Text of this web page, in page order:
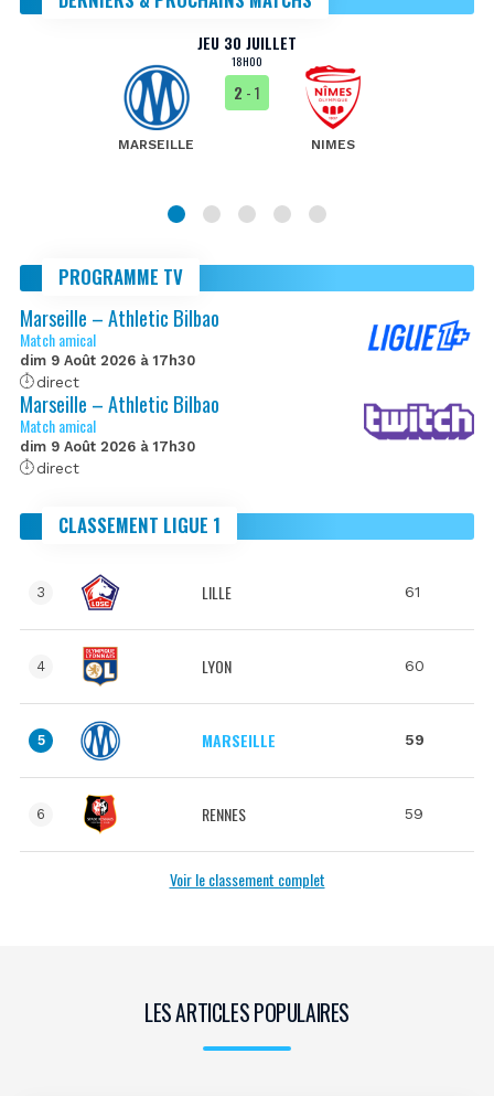
JEU 30 JUILLET
18H00
MARSEILLE
2 - 1
NIMES
PROGRAMME TV
Marseille – Athletic Bilbao
Match amical
dim 9 Août 2026 à 17h30
direct
Marseille – Athletic Bilbao
Match amical
dim 9 Août 2026 à 17h30
direct
CLASSEMENT LIGUE 1
3 LILLE 61
4 LYON 60
5 MARSEILLE 59
6 RENNES 59
Voir le classement complet
LES ARTICLES POPULAIRES